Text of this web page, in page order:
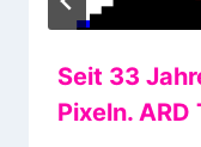
Seit 33
Pixeln. ARD